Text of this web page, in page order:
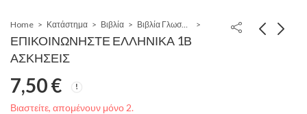
Home Κατάστημα Βιβλία Βιβλία Γλωσσομάθειας Ελληνικά
ΕΠΙΚΟΙΝΩΝΗΣΤΕ ΕΛΛΗΝΙΚΑ 1Β
ΑΣΚΗΣΕΙΣ
7,50€
Βιαστείτε, απομένουν μόνο 2.